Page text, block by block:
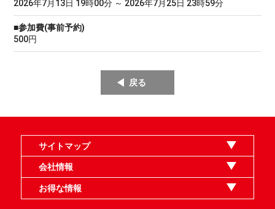
2026年7月13日 19時00分 ～ 2026年7月25日 23時59分
■参加費(事前予約)
500円
戻る
サイトマップ
オンラインショップ
買取
記事
選手一覧
デッキ検索
デッキ構築
イベント・大会
店舗のご案内
お問い合わせ
ヘルプ
FAQ
会社情報
利用規約
スタッフ募集
特定商取引法表示
個人情報保護指針
企業情報
お得な情報